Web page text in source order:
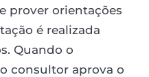
prover orientações
é realizada
Quando o
consultor aprova o